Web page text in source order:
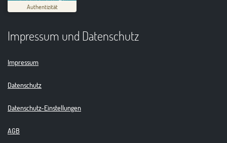
Authentizität
Erfahren Sie mehr über dieses Bewertungssiegel
Impressum und Datenschutz
Impressum
Datenschutz
Datenschutz-Einstellungen
AGB